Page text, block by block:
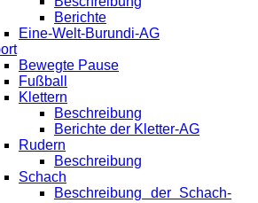
Berichte
Eine-Welt-Burundi-AG
Bewegte Pause
Fußball
Klettern
Beschreibung
Berichte der Kletter-AG
Rudern
Beschreibung
Schach
Beschreibung der Schach-